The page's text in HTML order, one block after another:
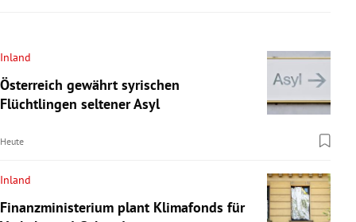
Inland
Österreich gewährt syrischen
Flüchtlingen seltener Asyl
Heute
Inland
Finanzministerium plant Klimafonds für